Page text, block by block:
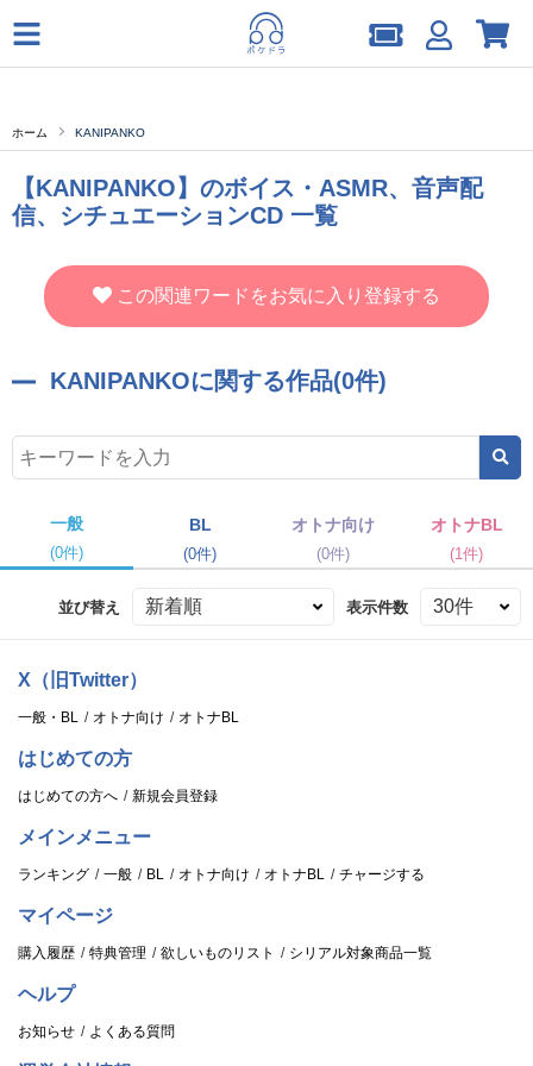
ホーム KANIPANKO
【KANIPANKO】のボイス・ASMR、音声配
信、シチュエーションCD 一覧
この関連ワードをお気に入り登録する
KANIPANKOに関する作品(0件)
一般
(0件)
BL
(0件)
オトナ向け
(0件)
オトナBL
(1件)
並び替え 表示件数
X（旧Twitter）
一般・BL オトナ向け オトナBL
はじめての方
はじめての方へ 新規会員登録
メインメニュー
ランキング 一般 BL オトナ向け オトナBL チャージする
マイページ
購入履歴 特典管理 欲しいものリスト シリアル対象商品一覧
ヘルプ
お知らせ よくある質問